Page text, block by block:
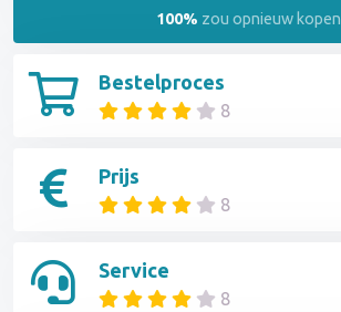
Bestelproces
8
Prijs
8
Service
8
100% zou opnieuw kopen